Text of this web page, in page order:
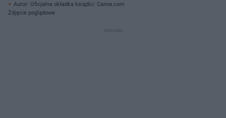
Autor: Oficjalna okładka książki/ Canva.com
Zdjęcie poglądowe